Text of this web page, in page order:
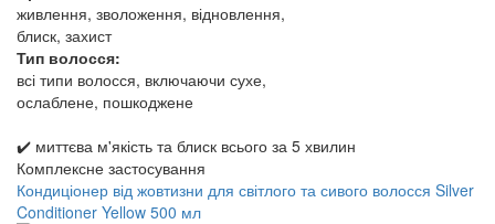
живлення, зволоження, відновлення,
блиск, захист
Тип волосся:
всі типи волосся, включаючи сухе,
ослаблене, пошкоджене
✔️ миттєва м'якість та блиск всього за 5 хвилин
Комплексне застосування
Кондиціонер від жовтизни для світлого та сивого волосся Silver
Conditioner Yellow 500 мл